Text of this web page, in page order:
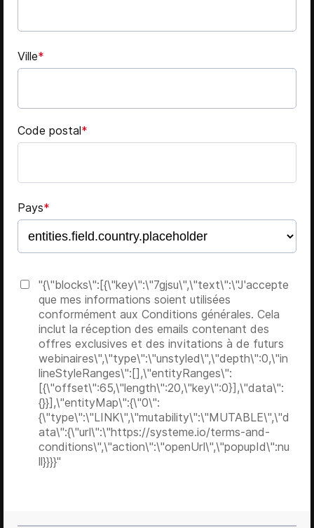
Ville*
Code postal*
Pays*
"{\"blocks\":[{\"key\":\"7gjsu\",\"text\":\"J'accepte
que mes informations soient utilisées
conformément aux Conditions générales. Cela
inclut la réception des emails contenant des
offres exclusives et des invitations à de futurs
webinaires\",\"type\":\"unstyled\",\"depth\":0,\"in
lineStyleRanges\":[],\"entityRanges\":
[{\"offset\":65,\"length\":20,\"key\":0}],\"data\":
{}}],\"entityMap\":{\"0\":
{\"type\":\"LINK\",\"mutability\":\"MUTABLE\",\"d
ata\":{\"url\":\"https://systeme.io/terms-and-
conditions\",\"action\":\"openUrl\",\"popupId\":nu
ll}}}}"